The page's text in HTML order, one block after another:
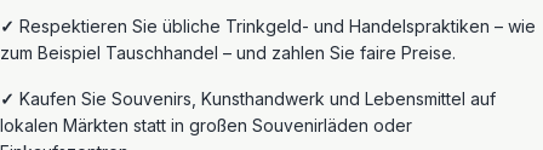
✓ Respektieren Sie übliche Trinkgeld- und Handelspraktiken – wie
zum Beispiel Tauschhandel – und zahlen Sie faire Preise.
✓ Kaufen Sie Souvenirs, Kunsthandwerk und Lebensmittel auf
lokalen Märkten statt in großen Souvenirläden oder